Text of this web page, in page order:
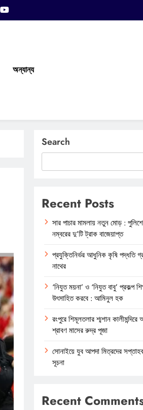
অন্যান্য
Search
Recent Posts
সার পাচার মামলায় নতুন মোড় :
নম্বরের দু’টি ট্রাক বাজেয়াপ্ত
প্রযুক্তিনির্ভর আধুনিক কৃষি পদ্ধতি
নাথের
‘নিযুত ময়না’ ও ‘নিযুত বাবু’ প্রকল্প
উৎসাহিত করবে : আমিনুল হক
রংপুরে শিমূলতলার শ্মশান
শ্রাবণ মাসের রুদ্র পূজা
সোনাইয়ে যুব আপদা মিত্রদের
সূচনা
Recent